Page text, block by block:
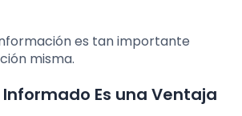
es tan importante
misma.
Informado Es una Ventaja